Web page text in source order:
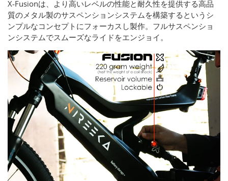
X-Fusionは、より高いレベルの性能と耐久性を提供する高品
質のメタル製のサスペンションシステムを構築するというシ
ンプルなコンセプトにフォーカスし製作。フルサスペンショ
ンシステムでスムーズなライドをエンジョイ。